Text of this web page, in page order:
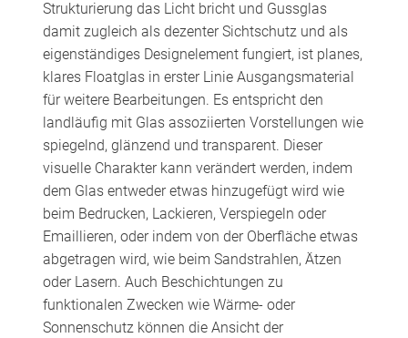
Strukturierung das Licht bricht und Gussglas
damit zugleich als dezenter Sichtschutz und als
eigenständiges Designelement fungiert, ist planes,
klares Floatglas in erster Linie Ausgangsmaterial
für weitere Bearbeitungen. Es entspricht den
landläufig mit Glas assoziierten Vorstellungen wie
spiegelnd, glänzend und transparent. Dieser
visuelle Charakter kann verändert werden, indem
dem Glas entweder etwas hinzugefügt wird wie
beim Bedrucken, Lackieren, Verspiegeln oder
Emaillieren, oder indem von der Oberfläche etwas
abgetragen wird, wie beim Sandstrahlen, Ätzen
oder Lasern. Auch Beschichtungen zu
funktionalen Zwecken wie Wärme- oder
Sonnenschutz können die Ansicht der